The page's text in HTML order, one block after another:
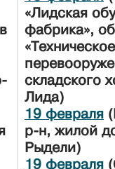
«Лидская
фабрика»,
«Техническое
складского
Лида)
19 февраля
р-н, жилой
Рыдели)
19 февраля